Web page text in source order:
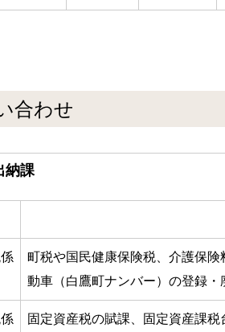
合わせ
納課
町税や国民健康保険税、介護保
動車（白鷹町ナンバー）の登録・
固定資産税の賦課、固定資産課